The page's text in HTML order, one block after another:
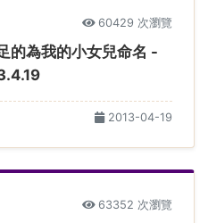
60429 次瀏覽
的為我的小女兒命名 -
2013-04-19
63352 次瀏覽